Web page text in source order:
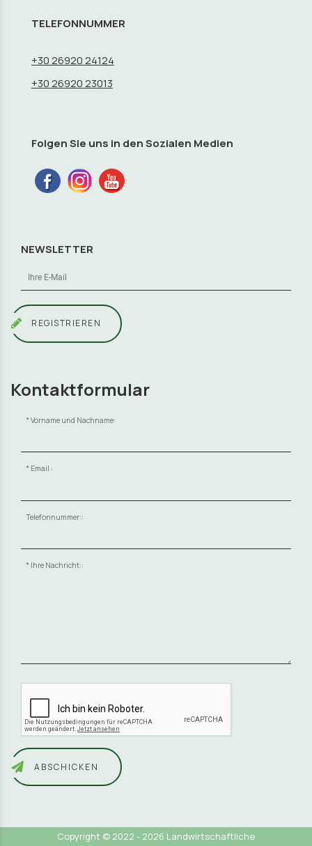
TELEFONNUMMER
+30 26920 24124
+30 26920 23013
Folgen Sie uns in den Sozialen Medien
NEWSLETTER
REGISTRIEREN
Kontaktformular
Vorname und Nachname:
Email :
Telefonnummer::
Ihre Nachricht::
ABSCHICKEN
Copyright © 2022 - 2026 Landwirtschaftliche